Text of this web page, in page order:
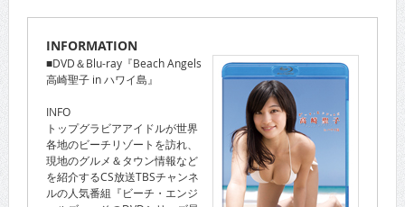
INFORMATION
■DVD＆Blu-ray『Beach Angels
高崎聖子 in ハワイ島』
INFO
トップグラビアアイドルが世界
各地のビーチリゾートを訪れ、
現地のグルメ＆タウン情報など
を紹介するCS放送TBSチャンネ
ルの人気番組『ビーチ・エンジ